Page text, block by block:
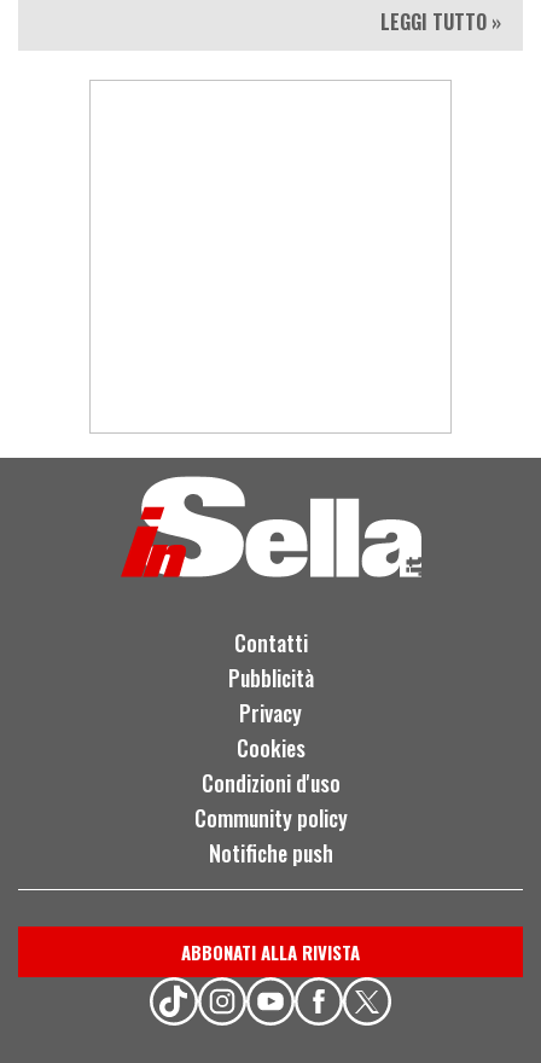
LEGGI TUTTO »
Contatti
Pubblicità
Privacy
Cookies
Condizioni d'uso
Community policy
Notifiche push
ABBONATI ALLA RIVISTA